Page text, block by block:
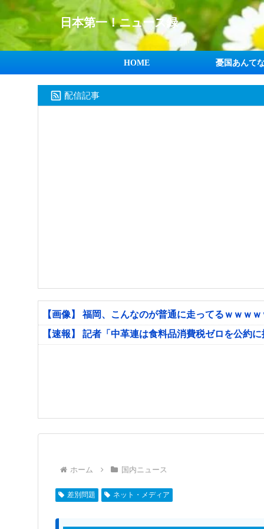
日本第一！ニュース録
HOME 憂国あんて
配信記事
【画像】 福岡、こんなのが普通に走ってるｗｗｗ
【速報】 記者「中革連は食料品消費税ゼロを公約
ホーム 国内ニュース
差別問題 ネット・メディア